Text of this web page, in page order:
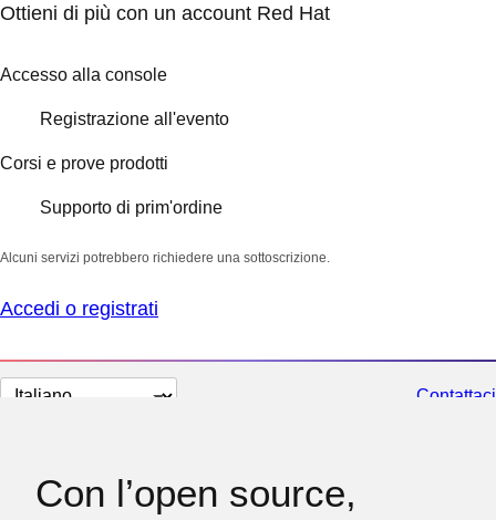
Ottieni di più con un account Red Hat
Accesso alla console
Registrazione all'evento
Corsi e prove prodotti
Supporto di prim'ordine
Alcuni servizi potrebbero richiedere una sottoscrizione.
Accedi o registrati
Cambia
Contattaci
Con l’open source,